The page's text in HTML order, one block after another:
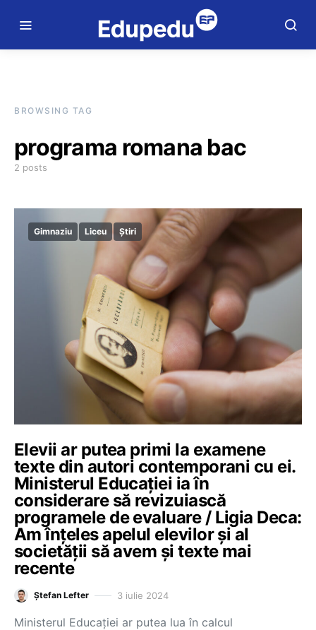
BROWSING TAG
programa romana bac
2 posts
Gimnaziu Liceu Știri
Elevii ar putea primi la examene
texte din autori contemporani cu ei.
Ministerul Educației ia în
considerare să revizuiască
programele de evaluare / Ligia Deca:
Am înțeles apelul elevilor și al
societății să avem și texte mai
recente
Ștefan Lefter 3 iulie 2024
Ministerul Educației ar putea lua în calcul